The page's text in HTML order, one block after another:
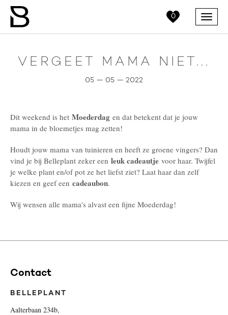
0 Menu
VERGEET MAMA NIET...
05 — 05 — 2022
Dit weekend is het Moederdag en dat betekent dat je jouw
mama in de bloemetjes mag zetten!
Houdt jouw mama van tuinieren en heeft ze groene vingers? Dan
vind je bij Belleplant zeker een leuk cadeautje voor haar. Twijfel
je welke plant en/of pot ze het liefst ziet? Laat haar dan zelf
kiezen en geef een cadeaubon.
Wij wensen alle mama's alvast een fijne Moederdag!
Contact
BELLEPLANT
Aalterbaan 234b,